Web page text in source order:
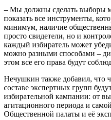
– Мы должны сделать выборы
показать все инструменты,
минимум, наличие
просто свидетели, но и
каждый избиратель может
можно разными способами –
этом все его права будут
Нечушкин также добавил, что
составе экспертных групп
избирательной кампании: от
агитационного периода и
Общественной палаты и её